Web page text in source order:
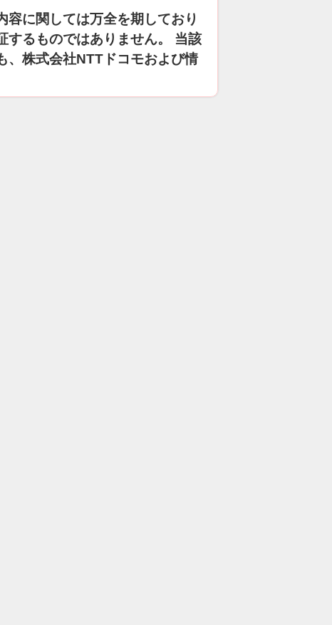
に関しては万全を期しており
するものではありません。 当該
、株式会社NTTドコモおよび情